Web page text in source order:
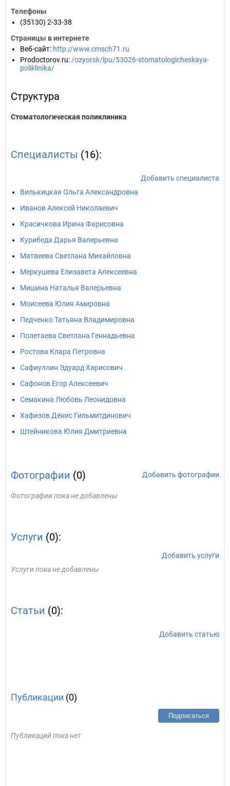
Телефоны
(35130) 2-33-38
Страницы в интернете
Веб-сайт: http://www.cmsch71.ru
Prodoctorov.ru: /ozyorsk/lpu/53026-stomatologicheskaya-
poliklinika/
Структура
Стоматологическая поликлиника
Специалисты (16):
Добавить специалиста
Вилькицкая Ольга Александровна
Иванов Алексей Николаевич
Красичкова Ирина Фарисовна
Курибеда Дарья Валерьевна
Матвеева Светлана Михайловна
Меркушева Елизавета Алексеевна
Мишина Наталья Валерьевна
Моисеева Юлия Амировна
Педченко Татьяна Владимировна
Полетаева Светлана Геннадьевна
Ростова Клара Петровна
Сафиуллин Эдуард Харисович
Сафонов Егор Алексеевич
Семакина Любовь Леонидовна
Хафизов Денис Гильмитдинович
Штейникова Юлия Дмитриевна
Фотографии (0) Добавить фотографии
Фотографии пока не добавлены
Услуги (0):
Добавить услуги
Услуги пока не добавлены
Статьи (0):
Добавить статью
Публикации (0)
Подписаться
Публикаций пока нет